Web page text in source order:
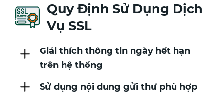
Quy Định Sử Dụng Dịch
Vụ SSL
Giải thích thông tin ngày hết hạn
trên hệ thống
Sử dụng nội dung gửi thư phù hợp